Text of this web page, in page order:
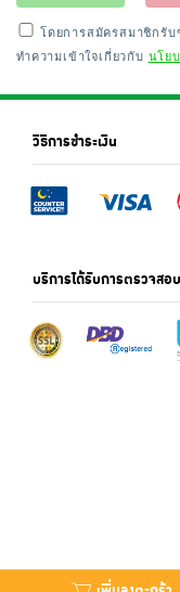
โดยการสมัครสมาชิกรับ
ทำความเข้าใจเกี่ยวกับ นโย
วิธีการชำระเงิน
บริการได้รับการตรวจสอ